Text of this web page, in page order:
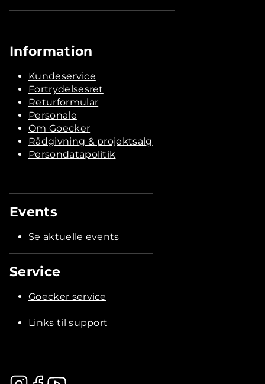
Information
Kundeservice
Fortrydelsesret
Returformular
Personale
Om Goecker
Rådgivning & projektsalg
Persondatapolitik
Events
Se aktuelle events
Service
Goecker service
Links til support